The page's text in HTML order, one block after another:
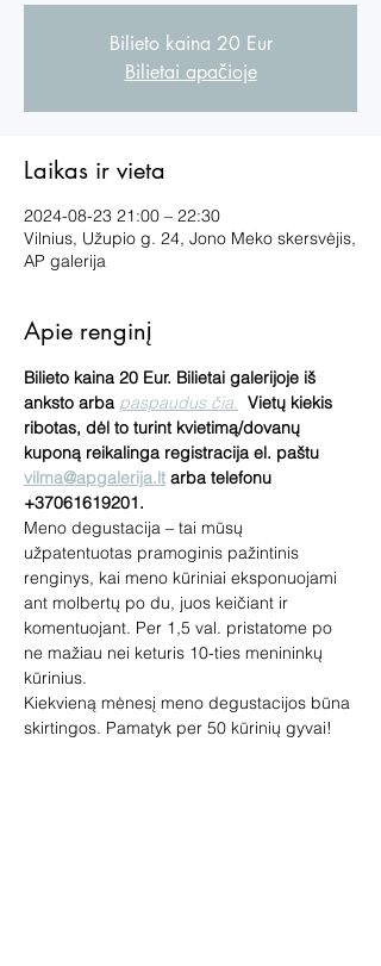
Bilieto kaina 20 Eur
Bilietai apačioje
Laikas ir vieta
2024-08-23 21:00 – 22:30
Vilnius, Užupio g. 24, Jono Meko skersvėjis,
AP galerija
Apie renginį
Bilieto kaina 20 Eur. Bilietai galerijoje iš
anksto arba paspaudus čia. Vietų kiekis
ribotas, dėl to turint kvietimą/dovanų
kuponą reikalinga registracija el. paštu
vilma@apgalerija.lt arba telefonu
+37061619201.
Meno degustacija – tai mūsų
užpatentuotas pramoginis pažintinis
renginys, kai meno kūriniai eksponuojami
ant molbertų po du, juos keičiant ir
komentuojant. Per 1,5 val. pristatome po
ne mažiau nei keturis 10-ties menininkų
kūrinius.
Kiekvieną mėnesį meno degustacijos būna
skirtingos. Pamatyk per 50 kūrinių gyvai!